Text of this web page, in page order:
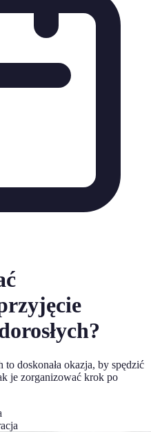
doskonała okazja, by spędzić
je zorganizować krok po